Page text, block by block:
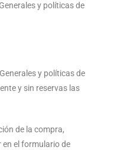
y políticas de
y políticas de
y sin reservas las
de la compra,
en el formulario de